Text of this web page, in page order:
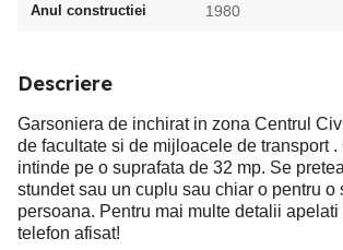
Anul constructiei 1980
Descriere
Garsoniera de inchirat in zona Centrul
de facultate si de mijloacele de transport
intinde pe o suprafata de 32 mp. Se
stundet sau un cuplu sau chiar o pentru o
persoana. Pentru mai multe detalii
telefon afisat!